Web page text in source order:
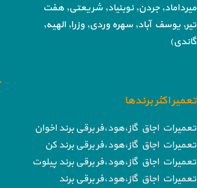
میرداماد, جردن, نوبنیاد, شریعتی, هفت
تیر, یوسف آباد, سهره وردی, وزرا, الهیه,
گاندی)
تعمیر اکثر برندها
تعمیرات اجاق گاز،هود،فر برقی برند اخوان
تعمیرات اجاق گاز،هود،فر برقی برند کن
تعمیرات اجاق گاز،هود،فر برقی برند پیلوت
تعمیرات اجاق گاز،هود،فر برقی برند